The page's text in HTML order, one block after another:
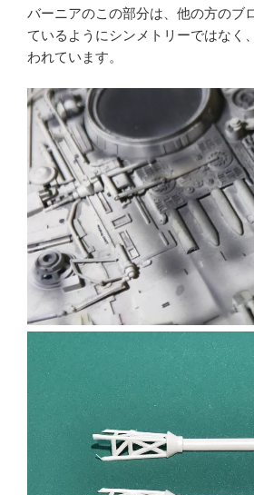
バーニアのこの部分は、他の方のブ
ているようにシンメトリーではなく
われています。